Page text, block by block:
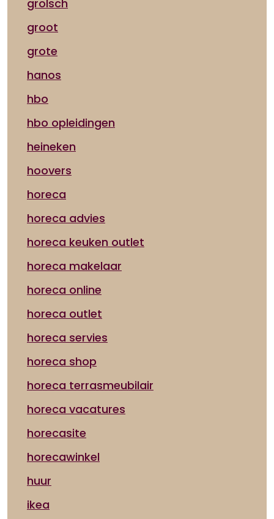
grolsch
groot
grote
hanos
hbo
hbo opleidingen
heineken
hoovers
horeca
horeca advies
horeca keuken outlet
horeca makelaar
horeca online
horeca outlet
horeca servies
horeca shop
horeca terrasmeubilair
horeca vacatures
horecasite
horecawinkel
huur
ikea